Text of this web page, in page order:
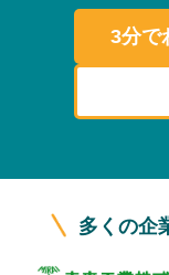
よくある質問
資料ダウンロ
ログイン
3分で
多くの企